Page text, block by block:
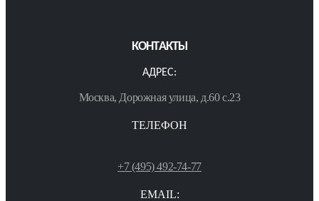
КОНТАКТЫ
АДРЕС:
Москва, Дорожная улица, д.60 с.23
ТЕЛЕФОН
+7 (495) 492-74-77
EMAIL: